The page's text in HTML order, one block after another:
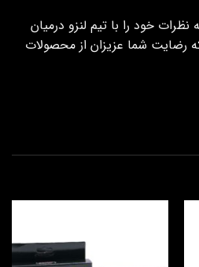
خود را با تیم لنزو درمیان
رضایت شما عزیزان از محصولات